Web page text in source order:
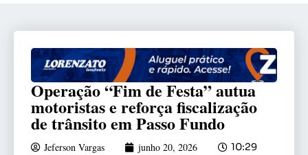
Operação “Fim de Festa” autua
motoristas e reforça fiscalização
de trânsito em Passo Fundo
Jeferson Vargas junho 20, 2026 10:29